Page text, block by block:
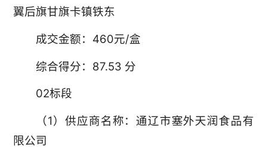
翼后旗甘旗卡镇铁东
成交金额：460元/盒
综合得分：87.53 分
02标段
（1）供应商名称：通辽市塞外天润食品有
限公司